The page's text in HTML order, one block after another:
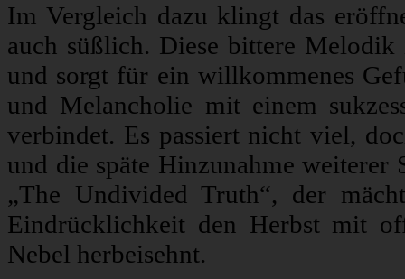
Im Vergleich dazu klingt das
auch süßlich. Diese bittere
und sorgt für ein willkommenes
und Melancholie mit einem
verbindet. Es passiert nicht viel,
und die späte Hinzunahme
„The Undivided Truth“, der
Eindrücklichkeit den Herbst mit
Nebel herbeisehnt.